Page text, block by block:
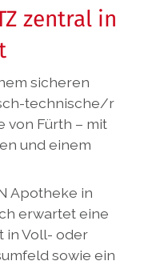
zentral in
sicheren
technische/r
von Fürth – mit
und einem
Apotheke in
erwartet eine
in Voll- oder
sowie ein